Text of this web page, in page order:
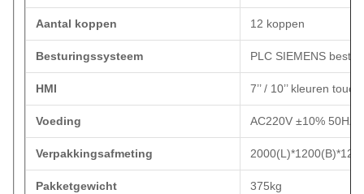
Aantal koppen 12 koppen
Besturingssysteem PLC SIEMENS
HMI 7’’ / 10’’ kleuren
Voeding AC220V ±10% 50HZ
Verpakkingsafmeting
Pakketgewicht 375kg